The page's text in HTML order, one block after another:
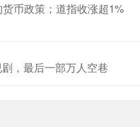
币政策；道指收涨超1%
，最后一部万人空巷